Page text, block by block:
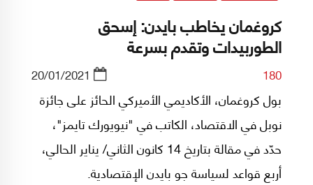
كروغمان يخاطب بايدن: إسحق
الطوربيدات وتقدم بسرعة
180
20/01/2021
بول كروغمان، الأكاديمي الأميركي الحائز على جائزة
نوبل في الاقتصاد، الكاتب في "نيويورك تايمز"،
حدّد في مقالة بتاريخ 14 كانون الثاني/ يناير الحالي،
أربع قواعد لسياسة جو بايدن الإقتصادية.